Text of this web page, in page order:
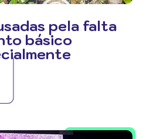
pela falta
básico